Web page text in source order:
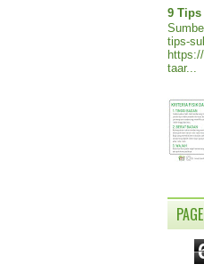
9 Tips
tips-
taar...